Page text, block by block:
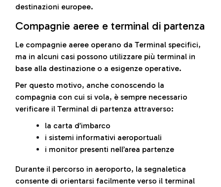
destinazioni europee.
Compagnie aeree e terminal di partenza
Le compagnie aeree operano da Terminal specifici,
ma in alcuni casi possono utilizzare più terminal in
base alla destinazione o a esigenze operative.
Per questo motivo, anche conoscendo la
compagnia con cui si vola, è sempre necessario
verificare il Terminal di partenza attraverso:
la carta d’imbarco
i sistemi informativi aeroportuali
i monitor presenti nell’area partenze
Durante il percorso in aeroporto, la segnaletica
consente di orientarsi facilmente verso il terminal